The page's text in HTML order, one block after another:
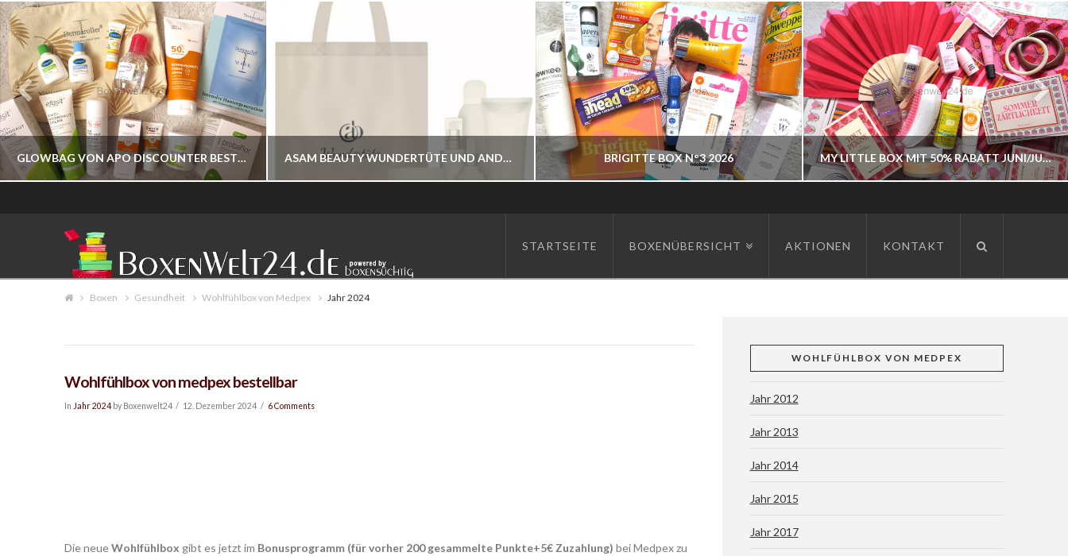
GLOWBAG VON APO DISCOUNTER BESTELLBAR
BOXENWELT24
JAHR 2026
JULI 17, 2026
ASAM BEAUTY WUNDERTÜTE UND ANDERE BESTELLBAR
JAHR 2026
BRIGITTE BOX N°3 2026
BOXENWELT24
MY LITTLE BOX MIT 50% RABATT JUNI/JULI 2026
BOXENWELT24
STARTSEITE BOXENÜBERSICHT AKTIONEN KONTAKT
Boxen Gesundheit Wohlfühlbox von Medpex Jahr 2024
Wohlfühlbox von medpex bestellbar
In Jahr 2024by Boxenwelt24 12. Dezember 2024 6 Comments
Die neueWohlfühlbox gibt es jetzt im Bonusprogramm (für vorher 200 gesammelte Punkte+5€ Zuzahlung) bei Medpex zu
WOHLFÜHLBOX VON MEDPEX
Jahr 2012
Jahr 2013
Jahr 2014
Jahr 2015
Jahr 2017